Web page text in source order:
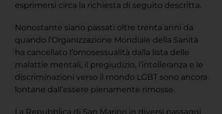
esprimersi circa la richiesta di seguito descritta.
Nonostante siano passati oltre trenta anni da
quando l’Organizzazione Mondiale della Sanità
ha cancellato l’omosessualità dalla lista delle
malattie mentali, il pregiudizio, l’intolleranza e le
discriminazioni verso il mondo LGBT sono ancora
lontane dall’essere pienamente rimosse.
La Repubblica di San Marino in diversi passaggi